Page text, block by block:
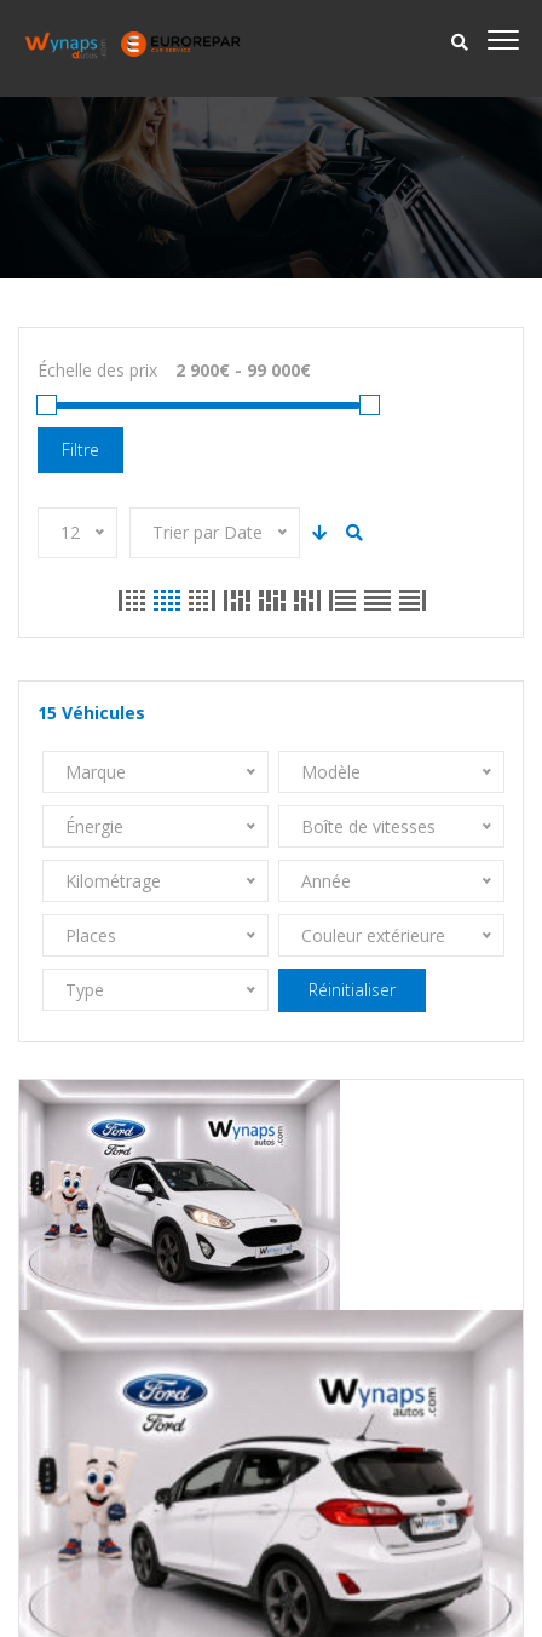
Échelle des prix
Filtre
12 Trier par Date
15 Véhicules
Marque Modèle
Énergie Boîte de vitesses
Kilométrage Année
Places Couleur extérieure
Type Réinitialiser